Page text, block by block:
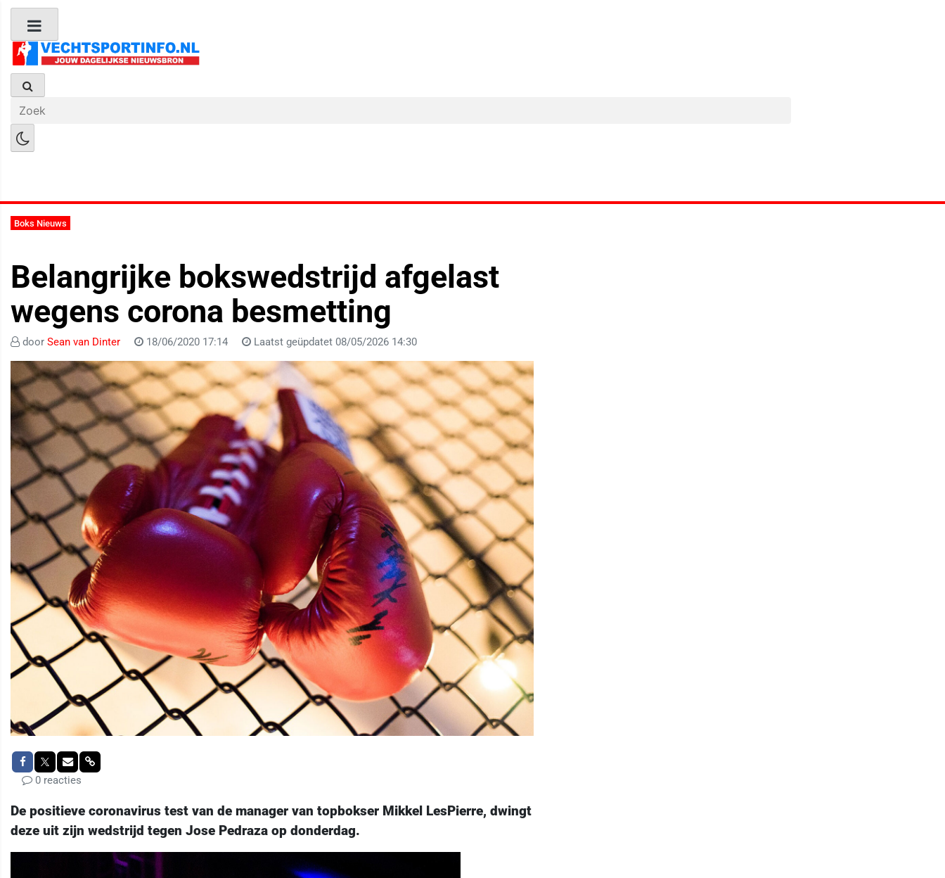
Boks Nieuws
Belangrijke bokswedstrijd afgelast
wegens corona besmetting
door Sean van Dinter 18/06/2020 17:14 Laatst geüpdatet 08/05/2026 14:30
0 reacties
De positieve coronavirus test van de manager van topbokser Mikkel LesPierre, dwingt
deze uit zijn wedstrijd tegen Jose Pedraza op donderdag.